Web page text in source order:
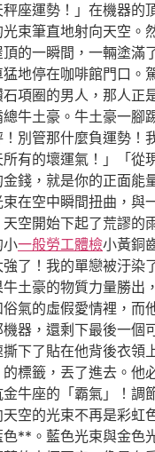
座運勢！」在機器的
束筆直地射向天空。
的一瞬間，一輛塗滿
地停在咖啡館門口。
項圈的男人，那人正
牛土豪。牛土豪一腳
別管那什麼負運勢！
有的壞運氣！」「從
錢，就是你的正面能
在空中瞬間扭曲，與
空開始下起了荒謬的
小一般勞工體檢小黃銅
了！我的單戀被汙染
土豪的物質力量勝出
氣的虛假愛情裡，而
器，還剩下最後一個
下了貼在他背後衣領
標籤，丟了進去。他
牛座的「霸氣」！調
空的光束不再是彩虹
**。藍色光束與金色